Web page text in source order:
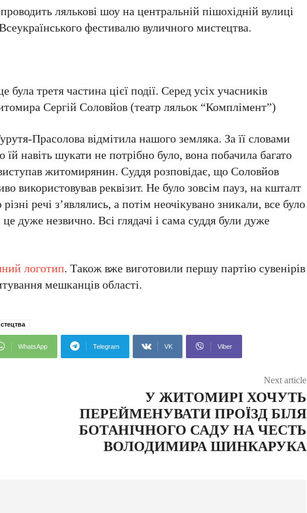
лялькові шоу на центральній пішохідній вулиці
фестивалю вуличного мистецтва.
третя частина цієї події. Серед усіх учасників
Сергій Соловйов (театр ляльок “Комплімент”)
Прасолова відмітила нашого земляка. За її словами
навіть шукати не потрібно було, вона побачила багато
житомирянин. Суддя розповідає, що Соловйов
використовував реквізит. Не було зовсім пауз, на кшталт
речі з’являлись, а потім неочікувано зникали, все було
дуже незвично. Всі глядачі і сама суддя були дуже
логотип. Також вже виготовили першу партію сувенірів
мешканців області.
WhatsApp Telegram VK Viber
Next article
У ЖИТОМИРІ ХОЧУТЬ
ПЕРЕЙМЕНУВАТИ ПРОЇЗД БІЛЯ
БОТАНІЧНОГО САДУ НА ЧЕСТЬ
ВОЛОДИМИРА ШИНКАРУКА